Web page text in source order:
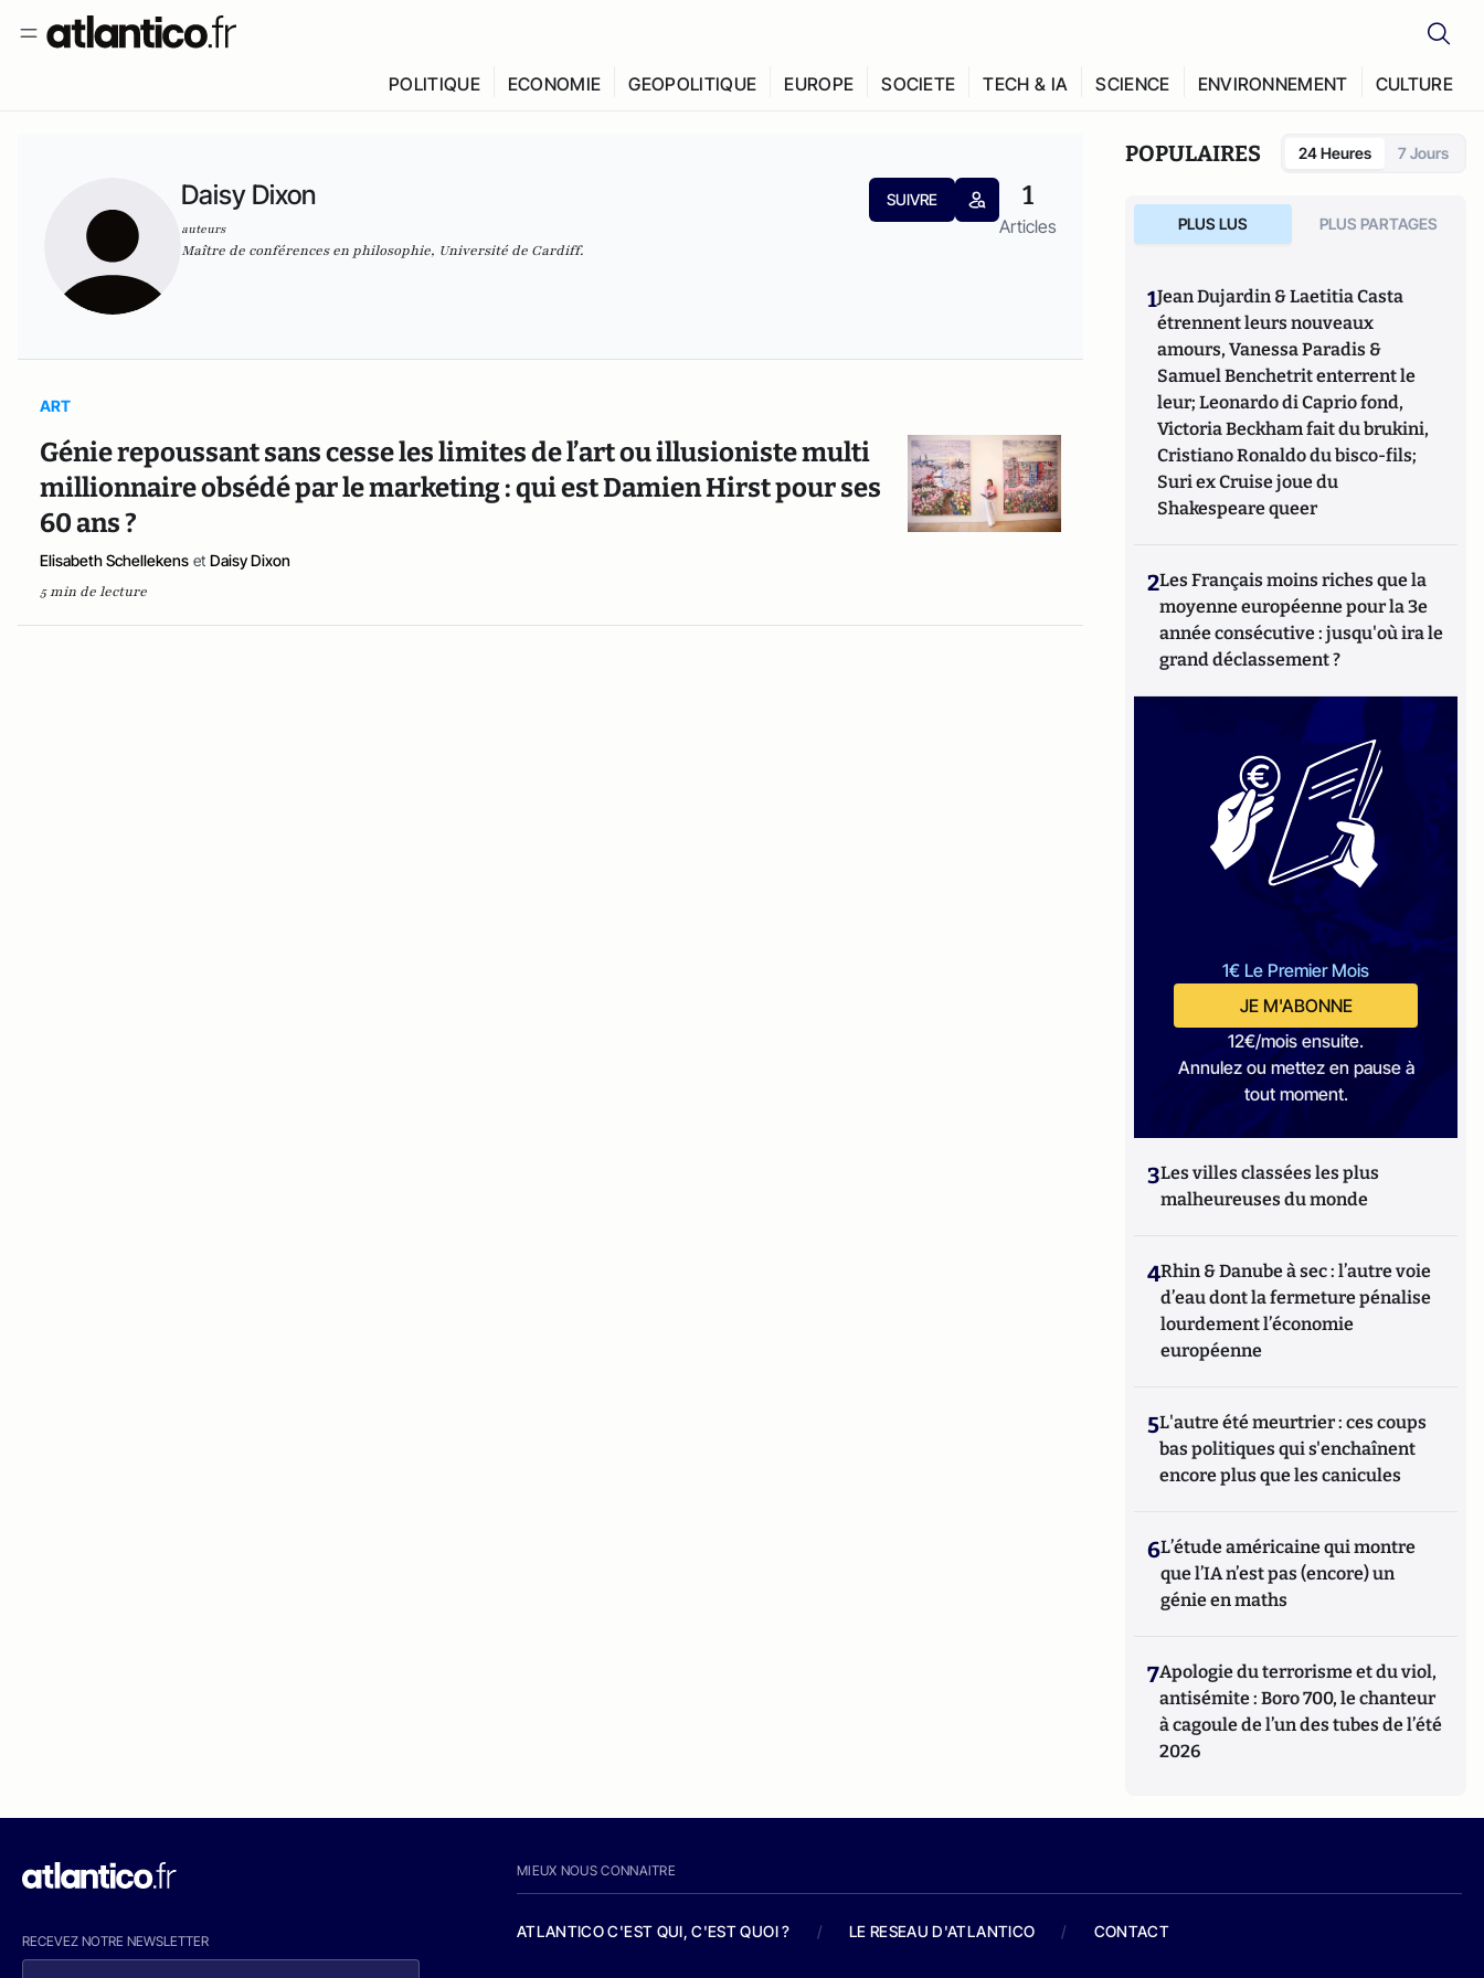
POLITIQUE ECONOMIE GEOPOLITIQUE EUROPE SOCIETE TECH & IA SCIENCE ENVIRONNEMENT CULTURE
Daisy Dixon
auteurs
SUIVRE 1
Articles
Maître de conférences en philosophie, Université de Cardiff.
ART
Génie repoussant sans cesse les limites de l’art ou illusioniste multi
millionnaire obsédé par le marketing : qui est Damien Hirst pour ses
60 ans ?
Elisabeth Schellekens et Daisy Dixon
5 min de lecture
POPULAIRES 24 Heures 7 Jours
PLUS LUS PLUS PARTAGES
1Jean Dujardin & Laetitia Casta
étrennent leurs nouveaux
amours, Vanessa Paradis &
Samuel Benchetrit enterrent le
leur; Leonardo di Caprio fond,
Victoria Beckham fait du brukini,
Cristiano Ronaldo du bisco-fils;
Suri ex Cruise joue du
Shakespeare queer
2Les Français moins riches que la
moyenne européenne pour la 3e
année consécutive : jusqu'où ira le
grand déclassement ?
1€ Le Premier Mois
JE M'ABONNE
12€/mois ensuite.
Annulez ou mettez en pause à
tout moment.
3Les villes classées les plus
malheureuses du monde
4Rhin & Danube à sec : l’autre voie
d’eau dont la fermeture pénalise
lourdement l’économie
européenne
5L'autre été meurtrier : ces coups
bas politiques qui s'enchaînent
encore plus que les canicules
6L’étude américaine qui montre
que l’IA n’est pas (encore) un
génie en maths
7Apologie du terrorisme et du viol,
antisémite : Boro 700, le chanteur
à cagoule de l’un des tubes de l’été
2026
RECEVEZ NOTRE NEWSLETTER
MIEUX NOUS CONNAITRE
ATLANTICO C'EST QUI, C'EST QUOI ? / LE RESEAU D'ATLANTICO / CONTACT